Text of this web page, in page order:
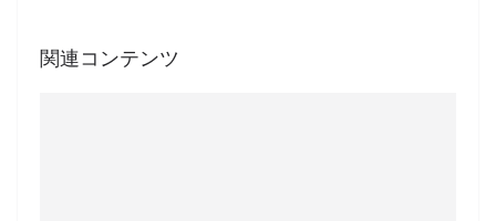
関連コンテンツ